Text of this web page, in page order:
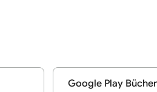
Google Play Bücher